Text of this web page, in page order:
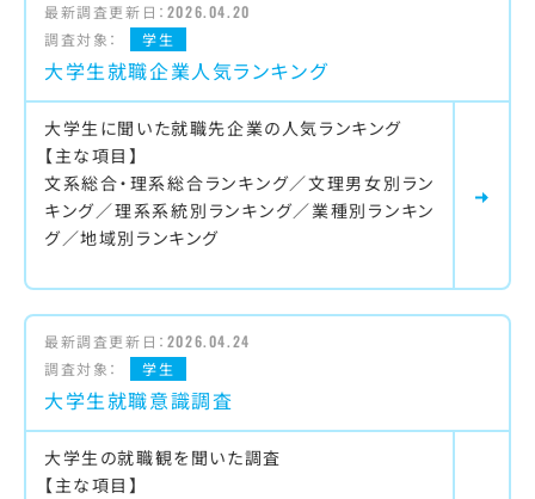
最新調査更新日： 2026.04.20
調査対象：
学生
大学生就職企業人気ランキング
大学生に聞いた就職先企業の人気ランキング
【主な項目】
文系総合・理系総合ランキング／文理男女別ラン
キング／理系系統別ランキング／業種別ランキン
グ／地域別ランキング
最新調査更新日： 2026.04.24
調査対象：
学生
大学生就職意識調査
大学生の就職観を聞いた調査
【主な項目】